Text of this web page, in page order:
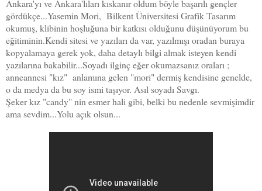
Ankara'yı ve Ankara'lıları kıskanır oldum böyle başarılı gençler
gördükçe...Yasemin Mori, Bilkent Üniversitesi Grafik Tasarım
okumuş, klibinin hoşluğuna bir katkısı olduğunu düşünüyorum bu
eğitiminin.Kendi sitesi ve yazıları da var, yazılmışı oradan buraya
kopyalamaya gerek yok, daha detaylı bilgi almak isteyen kendi
yazılarına bakabilir...Soyadı ilginç eğer okumazsanız oraları ;
anneannesi "kız" anlamına gelen "mori" dermiş kendisine genelde,
o da medya da bu soy ismi taşıyor. Asıl soyadı Savgı.
Şeker kız "candy" nin esmer hali gibi, belki bu nedenle sevmişimdir
ama sevdim...Yolu açık olsun...